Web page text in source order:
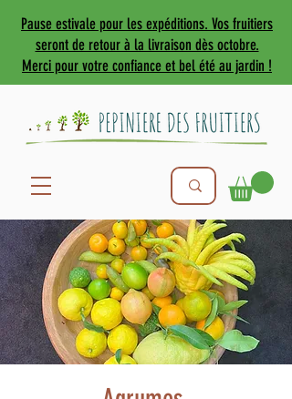
Pause estivale pour les expéditions. Vos fruitiers
seront de retour à la livraison dès octobre.
Merci pour votre confiance et bel été au jardin !